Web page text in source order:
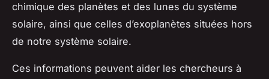
chimique des planètes et des lunes du système
solaire, ainsi que celles d’exoplanètes situées hors
de notre système solaire.
Ces informations peuvent aider les chercheurs à